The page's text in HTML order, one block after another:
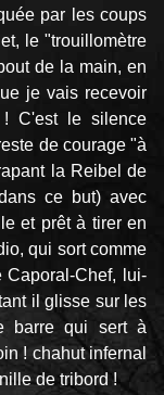
par les coups
le "trouillomètre
de la main, en
je vais recevoir
C'est le silence
de courage "à
la Reibel de
ce but) avec
et prêt à tirer en
qui sort comme
Caporal-Chef, lui-
il glisse sur les
barre qui sert à
! chahut infernal
de tribord !